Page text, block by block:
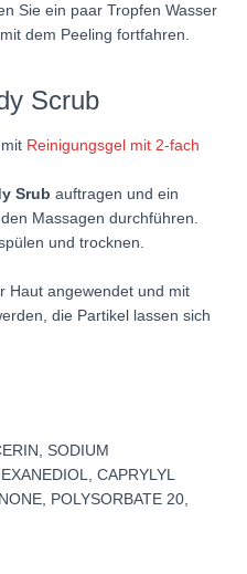
Sie ein paar Tropfen Wasser
dem Peeling fortfahren.
Scrub
Reinigungsgel mit 2-fach
Srub auftragen und ein
Massagen durchführen.
und trocknen.
Haut angewendet und mit
die Partikel lassen sich
SODIUM
CAPRYLYL
POLYSORBATE 20,